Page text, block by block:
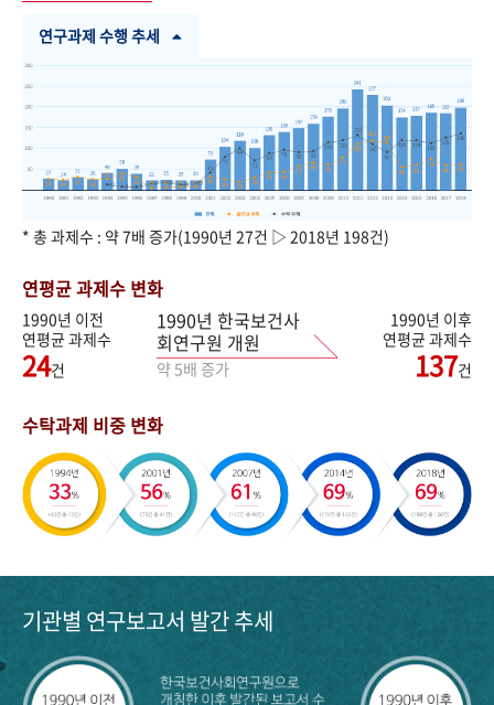
연구과제 수행 추세
* 총 과제수 : 약 7배 증가(1990년 27건 ▷ 2018년 198건)
연평균 과제수 변화
1990년 이전
연평균 과제수
24건
1990년 한국보건사
회연구원 개원
약 5배 증가
1990년 이후
연평균 과제수
137건
수탁과제 비중 변화
기관별 연구보고서 발간 추세